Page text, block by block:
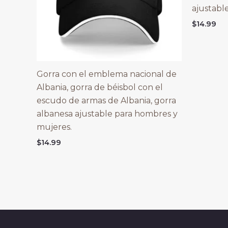
Gorra con el emblema nacional de
Albania, gorra de béisbol con el
escudo de armas de Albania, gorra
albanesa ajustable para hombres y
mujeres.
$14.99
$14.99